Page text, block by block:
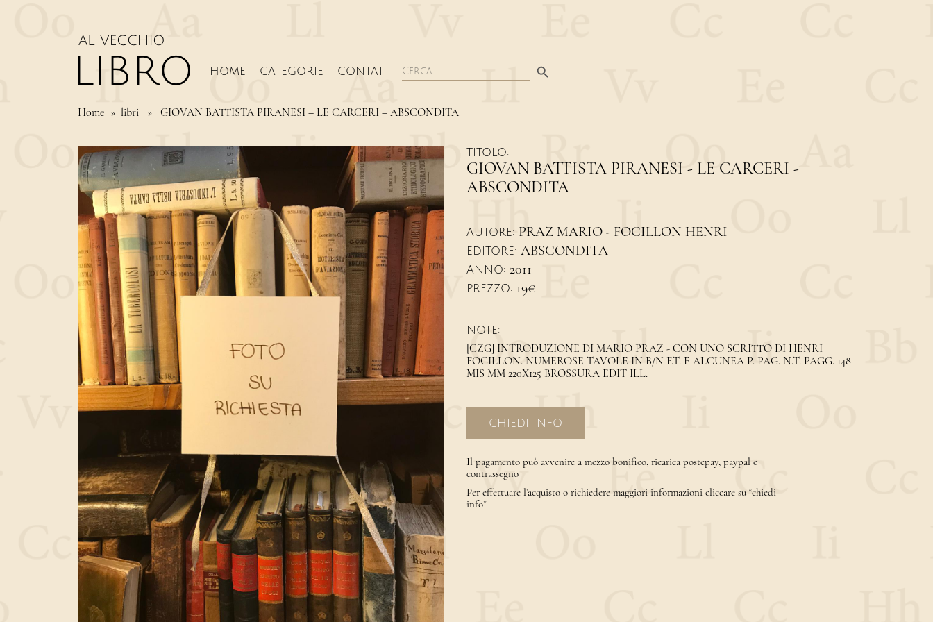
HOME CATEGORIE CONTATTI
Search
for:
Home » libri » GIOVAN BATTISTA PIRANESI – LE CARCERI – ABSCONDITA
TITOLO:
GIOVAN BATTISTA PIRANESI - LE CARCERI -
ABSCONDITA
AUTORE: PRAZ MARIO - FOCILLON HENRI
EDITORE: ABSCONDITA
ANNO: 2011
PREZZO: 19€
NOTE:
[CZG] INTRODUZIONE DI MARIO PRAZ - CON UNO SCRITTO DI HENRI
FOCILLON. NUMEROSE TAVOLE IN B/N F.T. E ALCUNEA P. PAG. N.T. PAGG. 148
MIS MM 220X125 BROSSURA EDIT ILL.
CHIEDI INFO
Il pagamento può avvenire a mezzo bonifico, ricarica postepay, paypal e
contrassegno
Per effettuare l’acquisto o richiedere maggiori informazioni cliccare su “chiedi
info”